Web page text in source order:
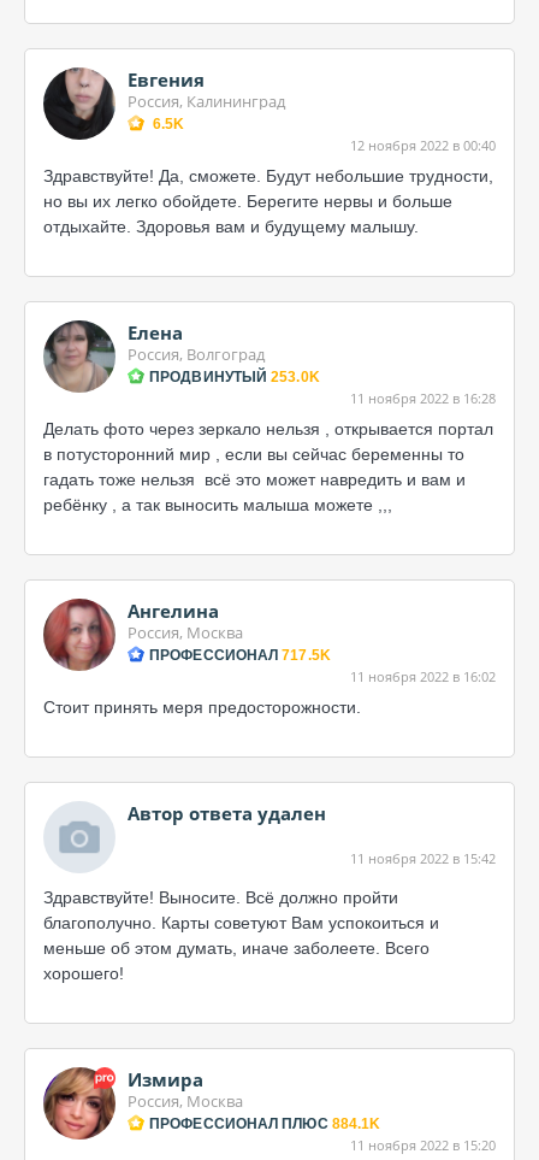
Евгения
Россия, Калининград
6.5K
12 ноября 2022 в 00:40
Здравствуйте! Да, сможете. Будут небольшие трудности,
но вы их легко обойдете. Берегите нервы и больше
отдыхайте. Здоровья вам и будущему малышу.
Елена
Россия, Волгоград
ПРОДВИНУТЫЙ 253.0K
11 ноября 2022 в 16:28
Делать фото через зеркало нельзя , открывается портал
в потусторонний мир , если вы сейчас беременны то
гадать тоже нельзя всё это может навредить и вам и
ребёнку , а так выносить малыша можете ,,,
Ангелина
Россия, Москва
ПРОФЕССИОНАЛ 717.5K
11 ноября 2022 в 16:02
Стоит принять меря предосторожности.
Автор ответа удален
11 ноября 2022 в 15:42
Здравствуйте! Выносите. Всё должно пройти
благополучно. Карты советуют Вам успокоиться и
меньше об этом думать, иначе заболеете. Всего
хорошего!
Измира
Россия, Москва
ПРОФЕССИОНАЛ ПЛЮС 884.1K
11 ноября 2022 в 15:20